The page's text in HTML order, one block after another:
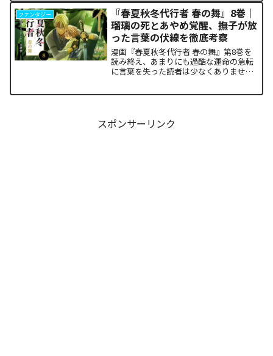
ち塞がります。彼が主張する「狂気の平
和論」と四谷友助たち...
ファンタジー
『春夏秋冬代行者 春の舞』8巻｜
瑠璃の死とあやめ覚醒、撫子が放
った言葉の伏線を徹底考察
漫画『春夏秋冬代行者 春の舞』第8巻を
読み終え、あまりにも過酷な運命の急転
に言葉を失った読者は少なくありませ
スポンサーリンク